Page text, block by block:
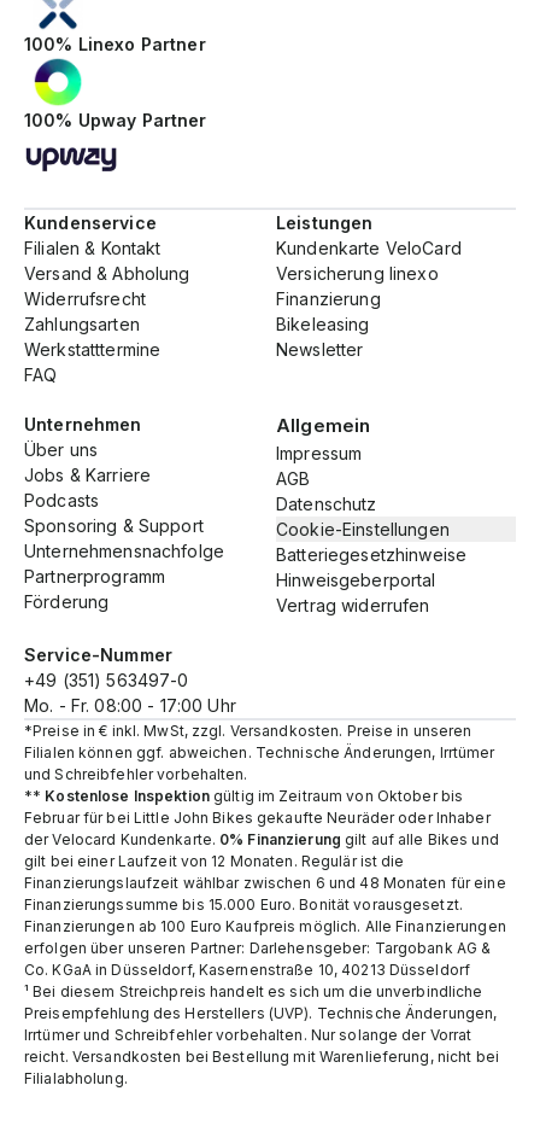
100% Upway Partner
100% Linexo Partner
Service-Nummer
+49 (351) 563497-0
Mo. - Fr. 08:00 - 17:00 Uhr
Kundenservice
Filialen & Kontakt
Versand & Abholung
Widerrufsrecht
Zahlungsarten
Werkstatttermine
FAQ
Leistungen
Kundenkarte VeloCard
Versicherung linexo
Finanzierung
Bikeleasing
Newsletter
Unternehmen
Über uns
Jobs & Karriere
Podcasts
Sponsoring & Support
Unternehmensnachfolge
Partnerprogramm
Förderung
Allgemein
Impressum
AGB
Datenschutz
Cookie-Einstellungen
Batteriegesetzhinweise
Hinweisgeberportal
Vertrag widerrufen
*Preise in € inkl. MwSt, zzgl. Versandkosten. Preise in unseren
Filialen können ggf. abweichen. Technische Änderungen, Irrtümer
und Schreibfehler vorbehalten.
** Kostenlose Inspektiongültig im Zeitraum von Oktober bis
Februar für bei Little John Bikes gekaufte Neuräder oder Inhaber
der Velocard Kundenkarte. 0% Finanzierung gilt auf alle Bikes und
gilt bei einer Laufzeit von 12 Monaten. Regulär ist die
Finanzierungslaufzeit wählbar zwischen 6 und 48 Monaten für eine
Finanzierungssumme bis 15.000 Euro. Bonität vorausgesetzt.
Finanzierungen ab 100 Euro Kaufpreis möglich. Alle Finanzierungen
erfolgen über unseren Partner: Darlehensgeber: Targobank AG &
Co. KGaA in Düsseldorf, Kasernenstraße 10, 40213 Düsseldorf
¹ Bei diesem Streichpreis handelt es sich um die unverbindliche
Preisempfehlung des Herstellers (UVP). Technische Änderungen,
Irrtümer und Schreibfehler vorbehalten. Nur solange der Vorrat
reicht.​ Versandkosten bei Bestellung mit Warenlieferung, nicht bei
Filialabholung.